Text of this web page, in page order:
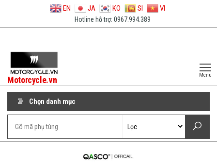
EN JA KO SI VI
Hotline hỗ trợ: 0967.994.389
Motorcycle.vn Menu
Chọn danh mục